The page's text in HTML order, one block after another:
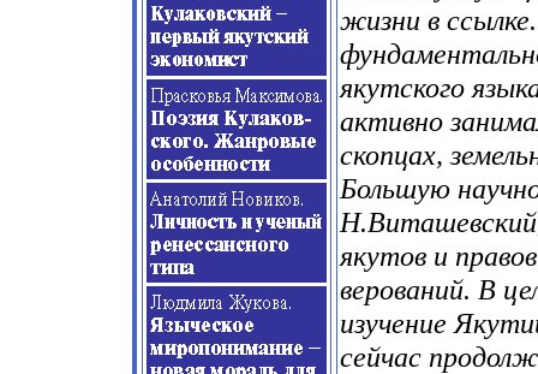
жизни в
якутского
активно
скопцах,
Большую
Н.Виташевский,
якутов и
верований. В
изучение
сейчас